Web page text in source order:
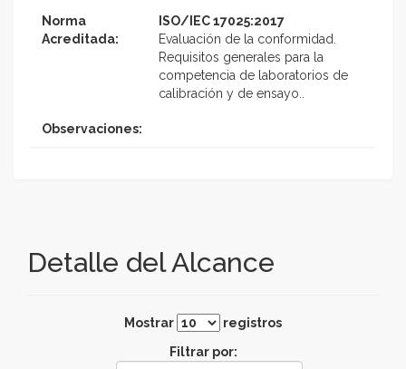
Norma
Acreditada:
ISO/IEC 17025:2017
Evaluación de la conformidad.
Requisitos generales para la
competencia de laboratorios de
calibración y de ensayo..
Observaciones:
Detalle del Alcance
Mostrar
registros
Filtrar por: